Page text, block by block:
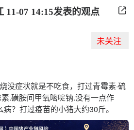
11-07 14:15发表的观点
未关注
没症状就是不吃食，打过青霉素·硫
.磺胺间甲氧嘧啶钠.没有一点作
？打过疫苗的小猪大约30斤。